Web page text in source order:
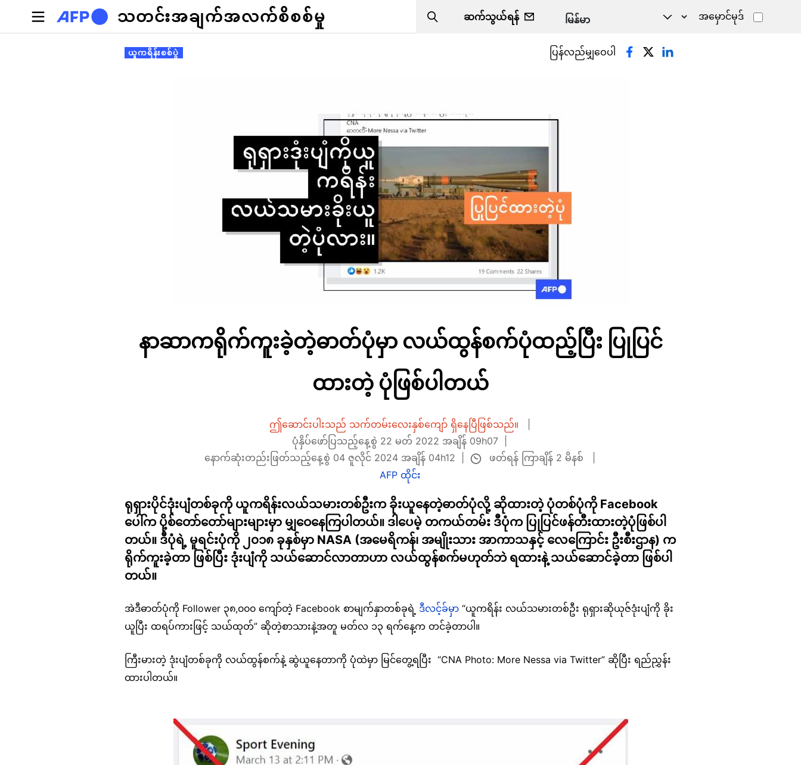
အဓိကအကြောင်းအရာသို့ သွားမည်
သတင်းအချက်အလက်စိစစ်မှု Search
ဆက်သွယ်ရန် အမှောင်မုဒ်
Primary tabsယူကရိန်းစစ်ပွဲ ပြန်လည်မျှဝေပါ
နာဆာကရိုက်ကူးခဲ့တဲ့ဓာတ်ပုံမှာ လယ်ထွန်စက်ပုံထည့်ပြီး ပြုပြင်
ထားတဲ့ ပုံဖြစ်ပါတယ်
ဤဆောင်းပါးသည် သက်တမ်းလေးနှစ်ကျော် ရှိနေပြီဖြစ်သည်။
ပုံနှိပ်ဖော်ပြသည့်နေ့စွဲ 22 မတ် 2022 အချိန် 09h07
နောက်ဆုံးတည်းဖြတ်သည့်နေ့စွဲ 04 ဇူလိုင် 2024 အချိန် 04h12
ဖတ်ရန် ကြာချိန် 2 မိနစ်
AFP ထိုင်း
ရုရှားပိုင်ဒုံးပျံတစ်ခုကို ယူကရိန်းလယ်သမားတစ်ဦးက ခိုးယူနေတဲ့ဓာတ်ပုံလို့ ဆိုထားတဲ့ ပုံတစ်ပုံကို Facebook
ပေါ်က ပို့စ်တော်တော်များများမှာ မျှဝေနေကြပါတယ်။ ဒါပေမဲ့ တကယ်တမ်း ဒီပုံက ပြုပြင်ဖန်တီးထားတဲ့ပုံဖြစ်ပါ
တယ်။ ဒီပုံရဲ့ မူရင်းပုံကို ၂၀၁၈ ခုနှစ်မှာ NASA (အမေရိကန်၊ အမျိုးသား အာကာသနှင့် လေကြောင်း ဦးစီးဌာန) က
ရိုက်ကူးခဲ့တာ ဖြစ်ပြီး ဒုံးပျံကို သယ်ဆောင်လာတာဟာ လယ်ထွန်စက်မဟုတ်ဘဲ ရထားနဲ့ သယ်ဆောင်ခဲ့တာ ဖြစ်ပါ
တယ်။
အဲဒီဓာတ်ပုံကို Follower ၃၈,၀၀၀ ကျော်တဲ့ Facebook စာမျက်နှာတစ်ခုရဲ့ ဒီလင့်ခ်မှာ “ယူကရိန်း လယ်သမားတစ်ဦး ရုရှားဆိုယုဇ်ဒုံးပျံကို ခိုး
ယူပြီး ထရပ်ကားဖြင့် သယ်ထုတ်” ဆိုတဲ့စာသားနဲ့အတူ မတ်လ ၁၃ ရက်နေ့က တင်ခဲ့တာပါ။
ကြီးမားတဲ့ ဒုံးပျံတစ်ခုကို လယ်ထွန်စက်နဲ့ ဆွဲယူနေတာကို ပုံထဲမှာ မြင်တွေ့ရပြီး “CNA Photo: More Nessa via Twitter” ဆိုပြီး ရည်ညွှန်း
ထားပါတယ်။